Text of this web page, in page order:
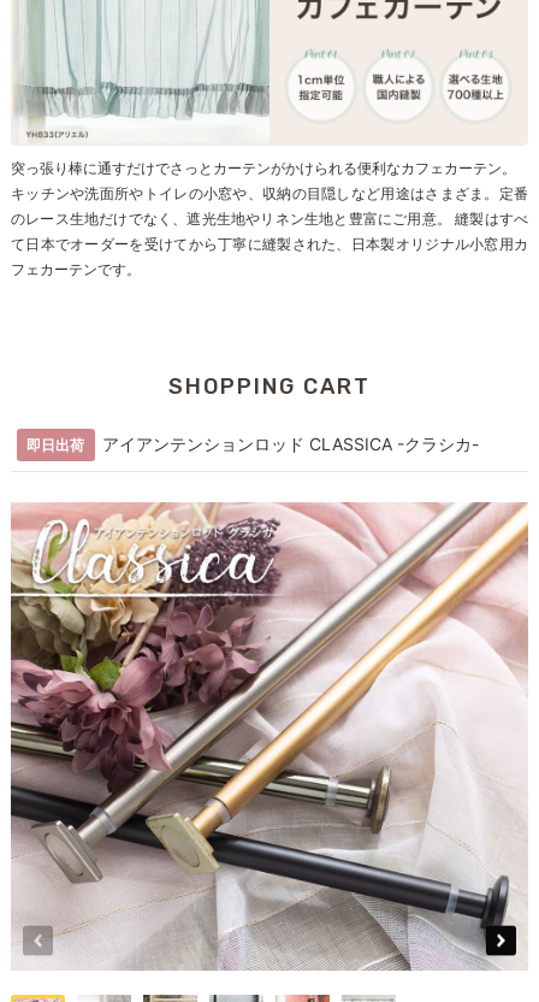
突っ張り棒に通すだけでさっとカーテンがかけられる便利なカフェカーテン。
キッチンや洗面所やトイレの小窓や、収納の目隠しなど用途はさまざま。定番
のレース生地だけでなく、遮光生地やリネン生地と豊富にご用意。 縫製はすべ
て日本でオーダーを受けてから丁寧に縫製された、日本製オリジナル小窓用カ
フェカーテンです。
SHOPPING CART
即日出荷 アイアンテンションロッド CLASSICA -クラシカ-